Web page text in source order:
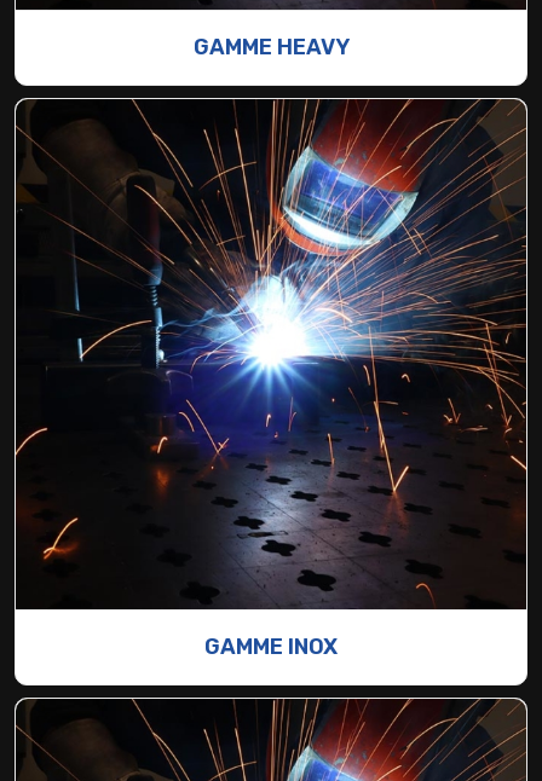
GAMME HEAVY
GAMME INOX